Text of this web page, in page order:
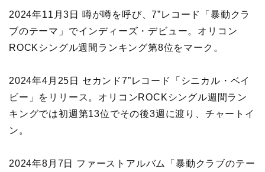
2024年11月3日 噂が噂を呼び、7”レコード「暴動クラ
ブのテーマ」でインディーズ・デビュー。オリコン
ROCKシングル週間ランキング第8位をマーク。
2024年4月25日 セカンド7”レコード「シニカル・ベイ
ビー」をリリース。オリコンROCKシングル週間ラン
キングでは初週第13位でその後3週に渡り、チャートイ
ン。
2024年8月7日 ファーストアルバム「暴動クラブのテー